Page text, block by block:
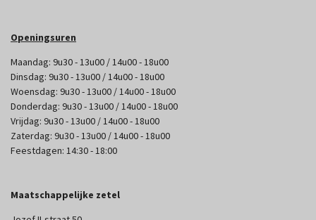
Openingsuren
Maandag: 9u30 - 13u00 / 14u00 - 18u00
Dinsdag: 9u30 - 13u00 / 14u00 - 18u00
Woensdag: 9u30 - 13u00 / 14u00 - 18u00
Donderdag: 9u30 - 13u00 / 14u00 - 18u00
Vrijdag: 9u30 - 13u00 / 14u00 - 18u00
Zaterdag: 9u30 - 13u00 / 14u00 - 18u00
Feestdagen: 14:30 - 18:00
Maatschappelijke zetel